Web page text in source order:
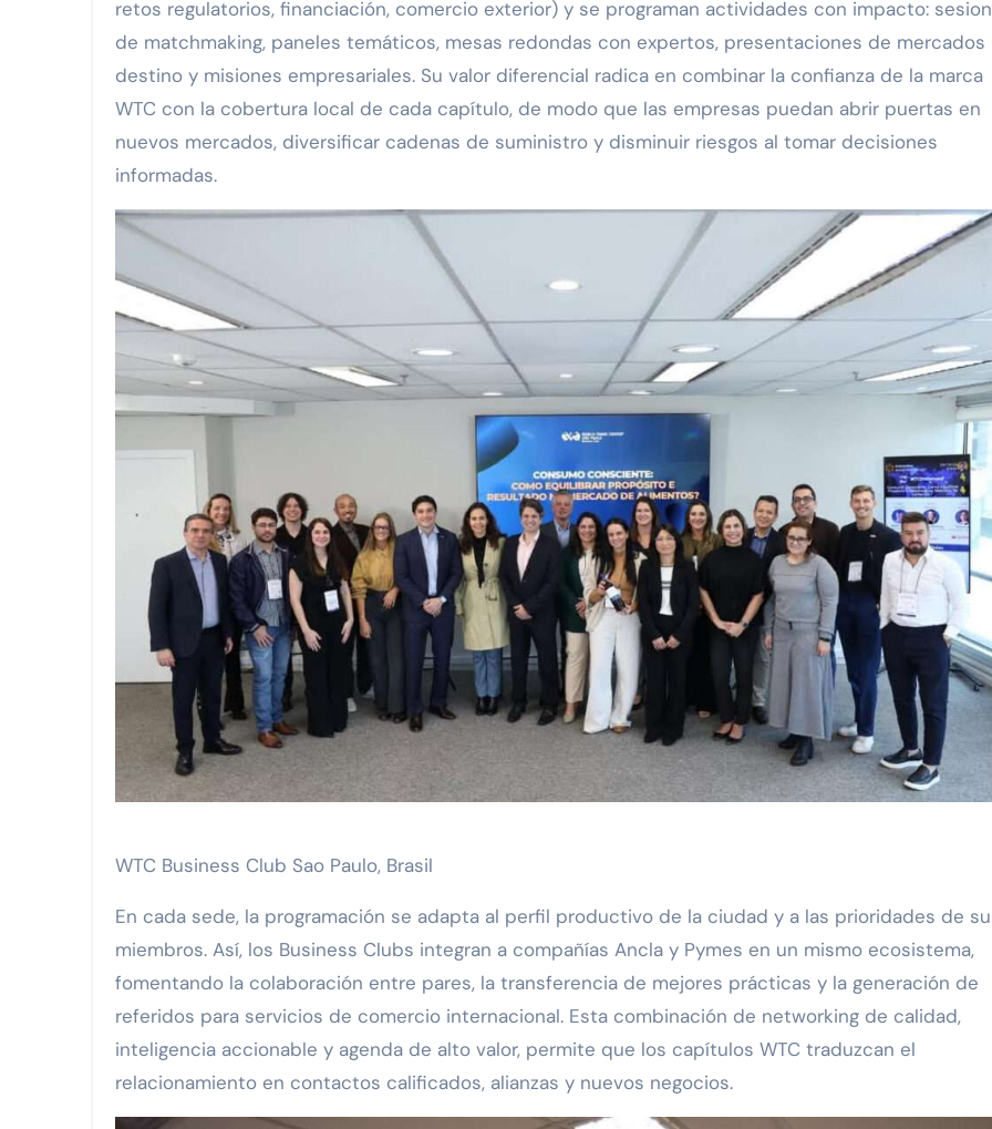
retos regulatorios, financiación, comercio exterior) y se programan actividades con impacto:
de matchmaking, paneles temáticos, mesas redondas con expertos, presentaciones de mercados
destino y misiones empresariales. Su valor diferencial radica en combinar la confianza de la marca
WTC con la cobertura local de cada capítulo, de modo que las empresas puedan abrir puertas en
nuevos mercados, diversificar cadenas de suministro y disminuir riesgos al tomar decisiones
informadas.
WTC Business Club Sao Paulo, Brasil
En cada sede, la programación se adapta al perfil productivo de la ciudad y a las prioridades de
miembros. Así, los Business Clubs integran a compañías Ancla y Pymes en un mismo ecosistema,
fomentando la colaboración entre pares, la transferencia de mejores prácticas y la generación de
referidos para servicios de comercio internacional. Esta combinación de networking de calidad,
inteligencia accionable y agenda de alto valor, permite que los capítulos WTC traduzcan el
relacionamiento en contactos calificados, alianzas y nuevos negocios.